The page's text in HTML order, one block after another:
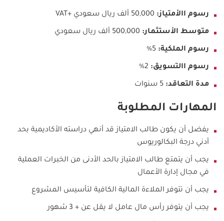
رسوم االأمتياز: 50,000 ألف ريال سعودي +VAT
متوسط الأستثمار: 500,000 ألف ريال سعودي
رسوم الملكية: 5%
رسوم االتسويق: 2%
مدة التعاقد: 5 سنوات
المهارات المطلوبة
يفضل أن يكون طالب الامتياز قد أنهي دراسته الأكاديمية بحد
أدني درجة البكالوريوس
يجب أن يتمتع طالب الامتياز بالحد الأدنى من الخبرات العملية
في مجال إدارة الأعمال
يجب أن تتوفر الملاءة المالية الكافية لتأسيس المشروع
يجب أن يتوفر رأس مال عامل لا يقل عن + 3 شهور